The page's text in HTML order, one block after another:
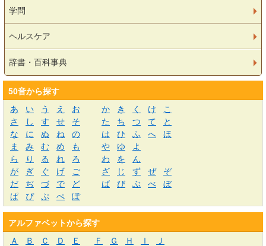
学問
ヘルスケア
辞書・百科事典
50音から探す
あ
い う え お か き く け
こ
さ
し す せ そ た ち つ て
と
な
に ぬ ね の は ひ ふ へ
ほ
ま
み む め も や ゆ
よ
ら
り る れ ろ わ を
ん
が
ぎ ぐ げ ご ざ じ ず ぜ
ぞ
だ
ぢ づ で ど ば び ぶ べ
ぼ
ぱ
ぴ ぷ ぺ ぽ
アルファベットから探す
Ａ
Ｂ Ｃ Ｄ Ｅ Ｆ Ｇ Ｈ Ｉ
Ｊ